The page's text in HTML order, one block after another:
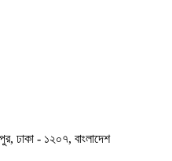
ঢাকা - ১২০৭, বাংলাদেশ